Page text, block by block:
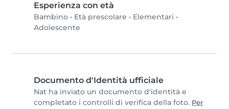
Esperienza con età
Bambino • Età prescolare • Elementari •
Adolescente
Documento d'Identità ufficiale
Nat ha inviato un documento d'identità e
completato i controlli di verifica della foto. Per